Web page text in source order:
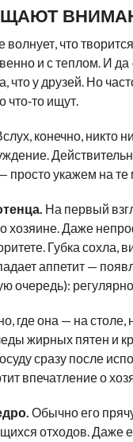
волнует, что
и с теплом. И
что у друзей. Но
что‑то ищут.
конечно, никто
просто укажем на
На первый
хозяине. Даже
Губка
аппетит —
очередь):
где она — на столе,
жирных пятен и
сразу после
впечатление о
Обычно его
отходов. Даже